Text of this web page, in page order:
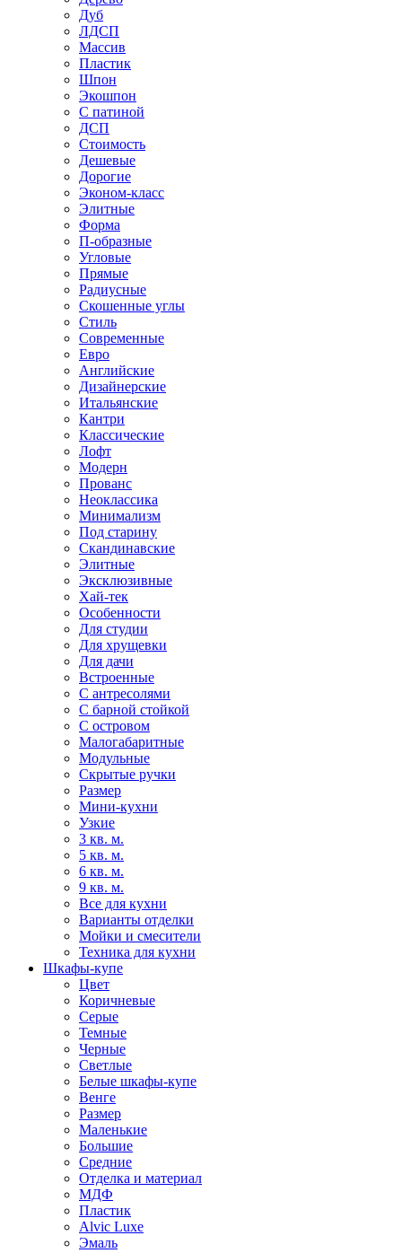
Дуб
ЛДСП
Массив
Пластик
Шпон
Экошпон
С патиной
ДСП
Стоимость
Дешевые
Дорогие
Эконом-класс
Элитные
Форма
П-образные
Угловые
Прямые
Радиусные
Скошенные углы
Стиль
Современные
Евро
Английские
Дизайнерские
Итальянские
Кантри
Классические
Лофт
Модерн
Прованс
Неоклассика
Минимализм
Под старину
Скандинавские
Элитные
Эксклюзивные
Хай-тек
Особенности
Для студии
Для хрущевки
Для дачи
Встроенные
С антресолями
С барной стойкой
С островом
Малогабаритные
Модульные
Скрытые ручки
Размер
Мини-кухни
Узкие
3 кв. м.
5 кв. м.
6 кв. м.
9 кв. м.
Все для кухни
Варианты отделки
Мойки и смесители
Техника для кухни
Шкафы-купе
Цвет
Коричневые
Серые
Темные
Черные
Светлые
Белые шкафы-купе
Венге
Размер
Маленькие
Большие
Средние
Отделка и материал
МДФ
Пластик
Alvic Luxe
Эмаль